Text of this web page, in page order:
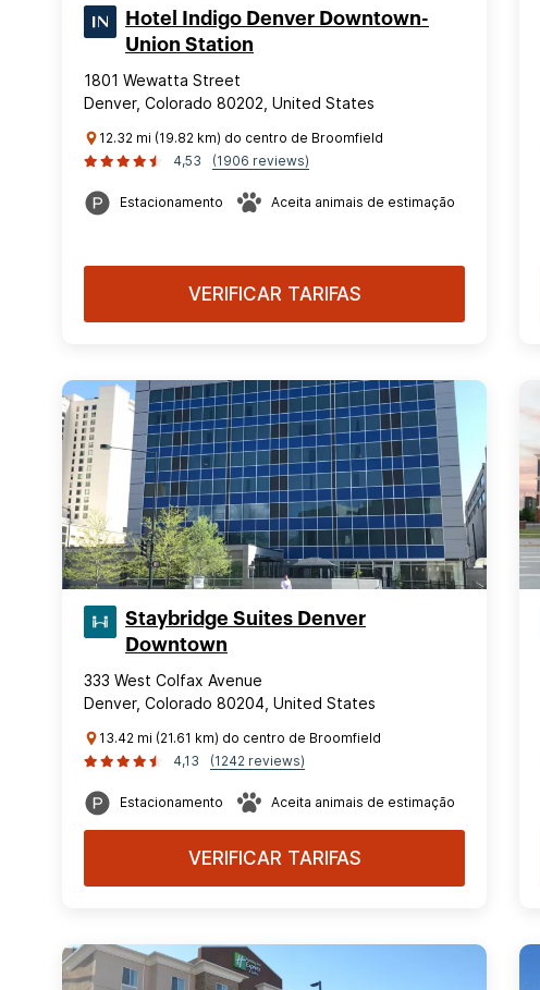
Hotel Indigo Denver Downtown-
Union Station
1801 Wewatta Street
Denver, Colorado 80202, United States
12.32 mi (19.82 km) do centro de Broomfield
4,53
(1906 reviews)
Estacionamento Aceita animais de estimação
VERIFICAR TARIFAS
Staybridge Suites Denver
Downtown
333 West Colfax Avenue
Denver, Colorado 80204, United States
13.42 mi (21.61 km) do centro de Broomfield
4,13
(1242 reviews)
Estacionamento Aceita animais de estimação
VERIFICAR TARIFAS